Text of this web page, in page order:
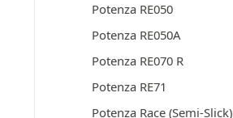
Potenza RE050
Potenza RE050A
Potenza RE070 R
Potenza RE71
Potenza Race (Semi-Slick)